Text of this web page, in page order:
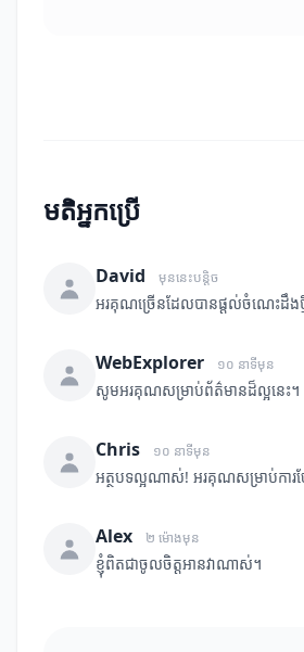
មតិអ្នកប្រើ
David មុននេះបន្តិច
អរគុណច្រើនដែលបានផ្តល់ចំណេះដឹងថ្
WebExplorer ១០ នាទីមុន
សូមអរគុណសម្រាប់ព័ត៌មានដ៏ល្អនេះ។
Chris ១០ នាទីមុន
អត្ថបទល្អណាស់! អរគុណសម្រាប់ការ
Alex ២ ម៉ោងមុន
ខ្ញុំពិតជាចូលចិត្តអានវាណាស់។